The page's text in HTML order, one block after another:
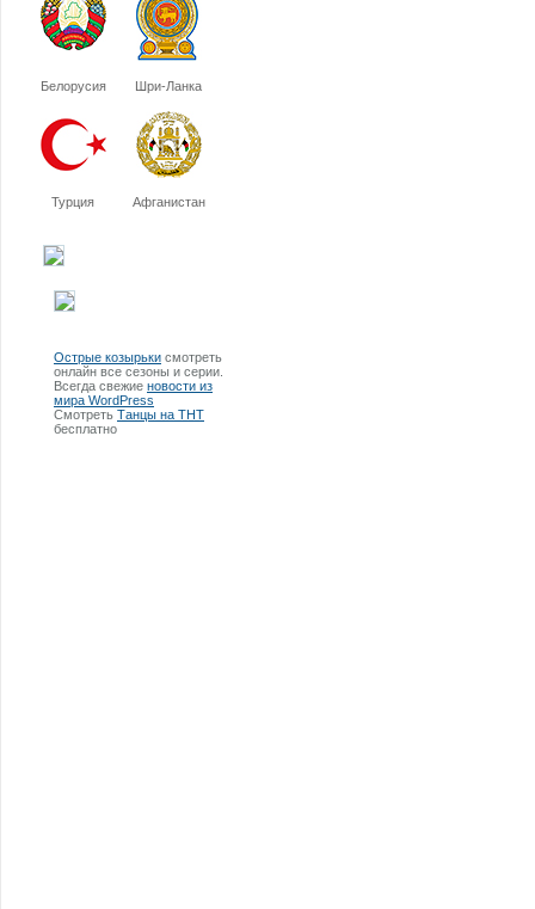
Белорусия Шри-Ланка
Турция Афганистан
Острые козырьки смотреть
онлайн все сезоны и серии.
Всегда свежие новости из
мира WordPress
Смотреть Танцы на ТНТ
бесплатно